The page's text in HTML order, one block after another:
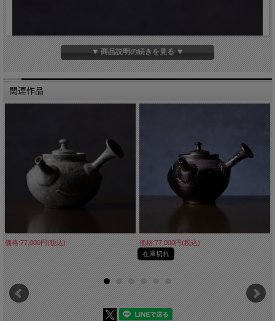
▼ 商品説明の続きを見る ▼
関連作品
価格:77,000円(税込)
価格:77,000円(税込)
在庫切れ